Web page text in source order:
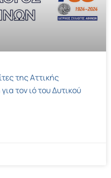
της Αττικής
τον ιό του Δυτικού